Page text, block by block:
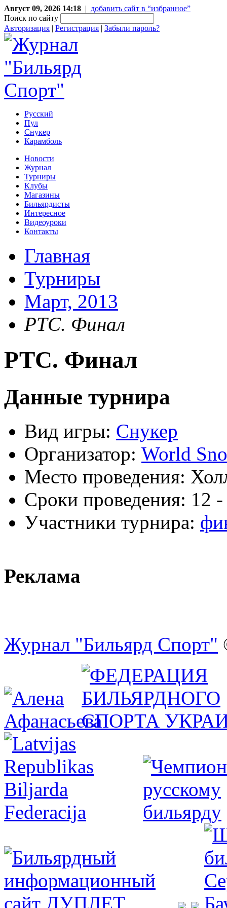
Август 09, 2026 14:18 | добавить сайт в “избранное”
Поиск по сайту
Авторизация | Регистрация | Забыли пароль?
Русский
Пул
Снукер
Карамболь
Новости
Журнал
Турниры
Клубы
Магазины
Бильярдисты
Интересное
Видеоуроки
Контакты
Главная
Турниры
Март, 2013
РТС. Финал
РТС. Финал
Данные турнира
Вид игры: Снукер
Организатор: World
Место проведения:
Сроки проведения: 12
Участники турнира:
Реклама
Журнал "Бильярд Спорт"